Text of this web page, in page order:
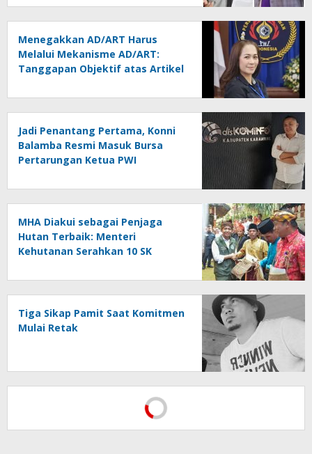
Menegakkan AD/ART Harus
Melalui Mekanisme AD/ART:
Tanggapan Objektif atas Artikel
Konspirasi Melanggar Aturan”
Jadi Penantang Pertama, Konni
Balamba Resmi Masuk Bursa
Pertarungan Ketua PWI
MHA Diakui sebagai Penjaga
Hutan Terbaik: Menteri
Kehutanan Serahkan 10 SK
Jalan 2025–2029
Tiga Sikap Pamit Saat Komitmen
Mulai Retak